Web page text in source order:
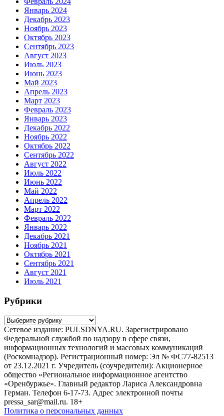
Январь 2024
Декабрь 2023
Ноябрь 2023
Октябрь 2023
Сентябрь 2023
Август 2023
Июль 2023
Июнь 2023
Май 2023
Апрель 2023
Март 2023
Февраль 2023
Январь 2023
Декабрь 2022
Ноябрь 2022
Октябрь 2022
Сентябрь 2022
Август 2022
Июль 2022
Июнь 2022
Май 2022
Апрель 2022
Март 2022
Февраль 2022
Январь 2022
Декабрь 2021
Ноябрь 2021
Октябрь 2021
Сентябрь 2021
Август 2021
Июль 2021
Рубрики
Рубрики
Сетевое издание: PULSDNYA.RU. Зарегистрировано
Федеральной службой по надзору в сфере связи,
информационных технологий и массовых коммуникаций
(Роскомнадзор). Регистрационный номер: Эл № ФС77-82513
от 23.12.2021 г. Учредитель (соучредители): Акционерное
общество «Региональное информационное агентство
«Оренбуржье». Главный редактор Лариса Александровна
Герман. Телефон 6-17-73. Адрес электронной почты
pressa_sar@mail.ru. 18+
Политика о персональных данных